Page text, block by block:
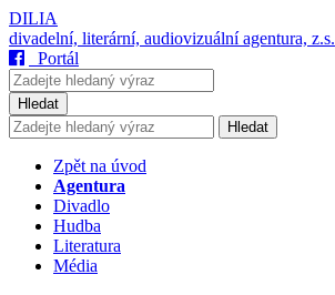
DILIA
divadelní, literární, audiovizuální agentura, z.s.
Portál
Hledat
Hledat
Zpět na úvod
Agentura
Divadlo
Hudba
Literatura
Média